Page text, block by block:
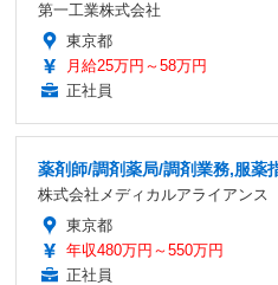
第一工業株式会社
東京都
月給25万円～58万円
正社員
薬剤師/調剤薬局/調剤業務,服薬
株式会社メディカルアライアンス
東京都
年収480万円～550万円
正社員